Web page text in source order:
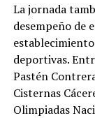
La jornada
desempeño de
deportivas.
Pastén
Cisternas
Olimpiadas